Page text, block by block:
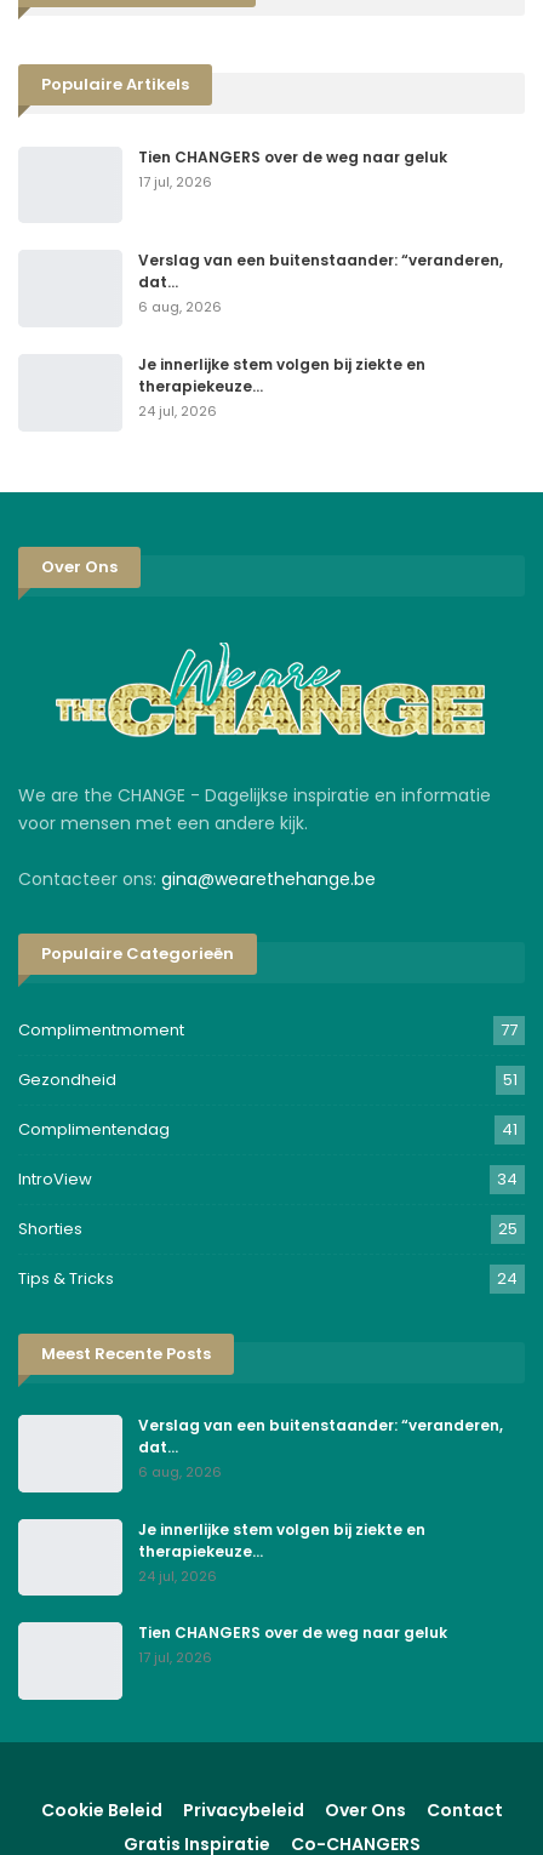
Populaire Artikels
Tien CHANGERS over de weg naar geluk
17 jul, 2026
Verslag van een buitenstaander: “veranderen,
dat…
6 aug, 2026
Je innerlijke stem volgen bij ziekte en
therapiekeuze…
24 jul, 2026
Over Ons
We are the CHANGE - Dagelijkse inspiratie en informatie
voor mensen met een andere kijk.
Contacteer ons: gina@wearethehange.be
Populaire Categorieën
Complimentmoment 77
Gezondheid 51
Complimentendag 41
IntroView 34
Shorties 25
Tips & Tricks 24
Meest Recente Posts
Verslag van een buitenstaander: “veranderen,
dat…
6 aug, 2026
Je innerlijke stem volgen bij ziekte en
therapiekeuze…
24 jul, 2026
Tien CHANGERS over de weg naar geluk
17 jul, 2026
Cookie Beleid Privacybeleid Over Ons
Contact
Gratis Inspiratie
Co-CHANGERS